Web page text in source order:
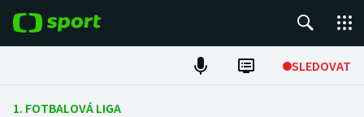
SLEDOVAT
Fotbal
1. FOTBALOVÁ LIGA